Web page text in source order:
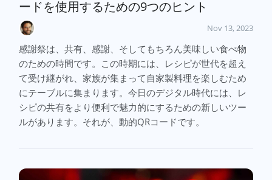
ードを使用するための9つのヒント
Nov 13, 2023
感謝祭は、共有、感謝、そしてもちろん美味しい食べ物
のための時間です。この時期には、レシピが世代を超え
て受け継がれ、家族が集まって自家製料理を楽しむため
にテーブルに集まります。今日のデジタル時代には、レ
シピの共有をより便利で魅力的にするための新しいツー
ルがあります。それが、動的QRコードです。